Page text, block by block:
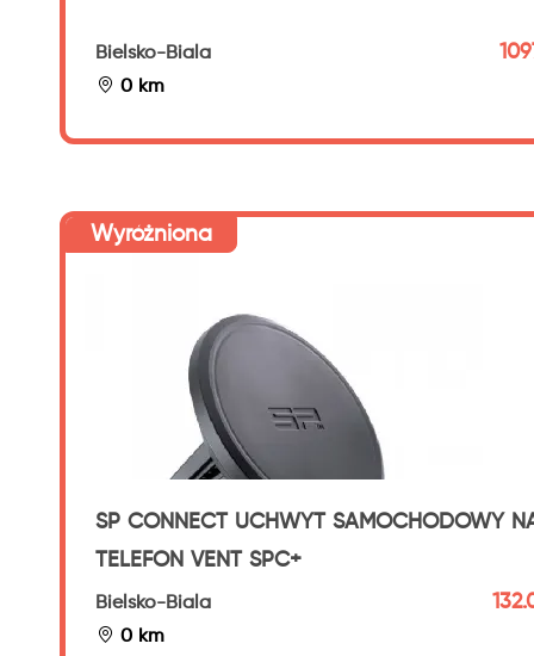
Bielsko-Biala
0 km
Wyróżniona
SP CONNECT UCHWYT SAMOCHODOWY
TELEFON VENT SPC+
Bielsko-Biala
0 km